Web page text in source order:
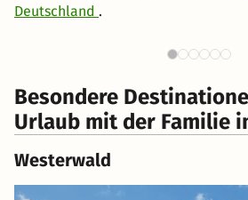
Deutschland .
Besondere
Urlaub mit der Familie
Westerwald